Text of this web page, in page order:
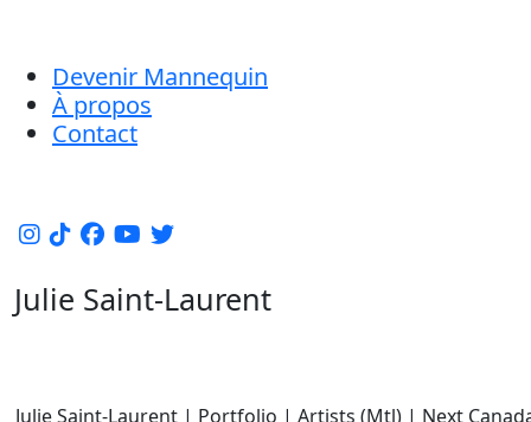
Devenir Mannequin
À propos
Contact
Julie Saint-Laurent